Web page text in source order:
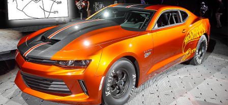
Läs e-tidningen
Digital prenumeration
Annonsera
Om Motorbranschen